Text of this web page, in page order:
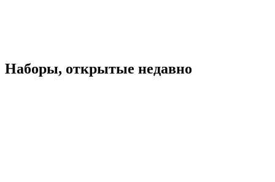
Наборы, открытые недавно